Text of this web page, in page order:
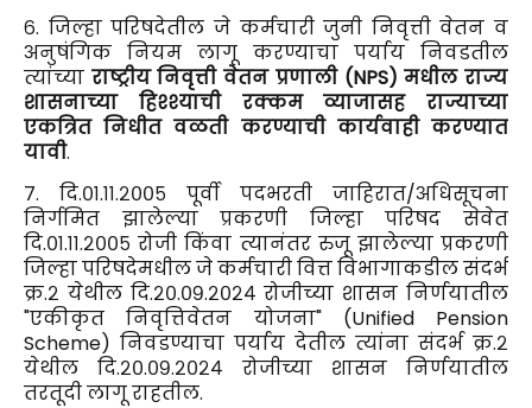
६. जिल्हा परिषदेतील जे कर्मचारी जुनी निवृत्ती वेतन व
अनुषंगिक नियम लागू करण्याचा पर्याय निवडतील
त्यांच्या राष्ट्रीय निवृत्ती वेतन प्रणाली (NPS) मधील राज्य
शासनाच्या हिश्श्याची रक्कम व्याजासह राज्याच्या
एकत्रित निधीत वळती करण्याची कार्यवाही करण्यात
यावी.
७. दि.०१.११.२००५ पूर्वी पदभरती जाहिरात/अधिसूचना
निर्गमित झालेल्या प्रकरणी जिल्हा परिषद सेवेत
दि.०१.११.२००५ रोजी किंवा त्यानंतर रुजू झालेल्या प्रकरणी
जिल्हा परिषदेमधील जे कर्मचारी वित्त विभागाकडील संदर्भ
क्र.२ येथील दि.२०.०९.२०२४ रोजीच्या शासन निर्णयातील
"एकीकृत निवृत्तिवेतन योजना" (Unified Pension
Scheme) निवडण्याचा पर्याय देतील त्यांना संदर्भ क्र.२
येथील दि.२०.०९.२०२४ रोजीच्या शासन निर्णयातील
तरतूदी लागू राहतील.